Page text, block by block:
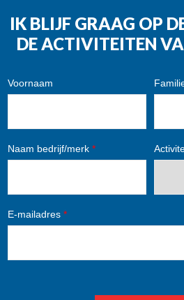
IK BLIJF GRAAG OP
DE ACTIVITEITEN
Voornaam
Naam bedrijf/merk *
E-mailadres *